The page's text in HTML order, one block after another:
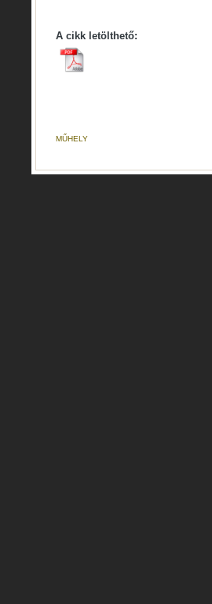
A cikk letölthető:
MŰHELY